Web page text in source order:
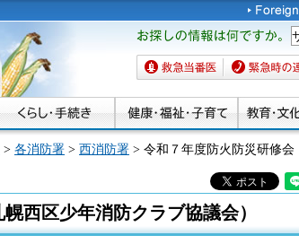
お探しの情報は何です
か。
救急当番医 緊急時の連
> 各消防署 > 西消防署 > 令和７年度防火防災研修会
西区少年消防クラブ協議会）